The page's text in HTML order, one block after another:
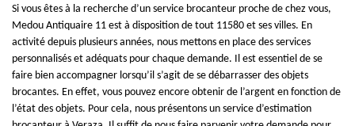
Si vous êtes à la recherche d’un service brocanteur proche de chez vous,
Medou Antiquaire 11 est à disposition de tout 11580 et ses villes. En
activité depuis plusieurs années, nous mettons en place des services
personnalisés et adéquats pour chaque demande. Il est essentiel de se
faire bien accompagner lorsqu’il s’agit de se débarrasser des objets
brocantes. En effet, vous pouvez encore obtenir de l’argent en fonction de
l’état des objets. Pour cela, nous présentons un service d’estimation